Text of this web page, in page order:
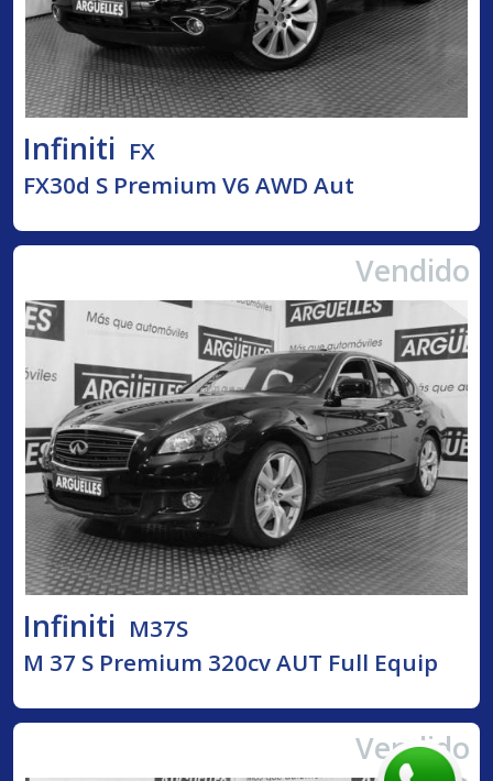
Infiniti FX
FX30d S Premium V6 AWD Aut
Vendido
Infiniti M37S
M 37 S Premium 320cv AUT Full Equip
Vendido